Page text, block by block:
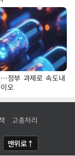
정부 과제로 속도내
오
고충처리
맨위로↑